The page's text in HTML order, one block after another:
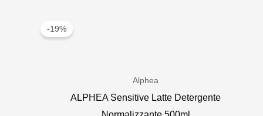
-19%
Alphea
ALPHEA Sensitive Latte Detergente